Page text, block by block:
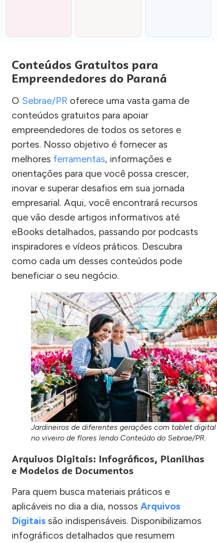
Conteúdos Gratuitos para
Empreendedores do Paraná
O Sebrae/PR oferece uma vasta gama de
conteúdos gratuitos para apoiar
empreendedores de todos os setores e
portes. Nosso objetivo é fornecer as
melhores ferramentas, informações e
orientações para que você possa crescer,
inovar e superar desafios em sua jornada
empresarial. Aqui, você encontrará recursos
que vão desde artigos informativos até
eBooks detalhados, passando por podcasts
inspiradores e vídeos práticos. Descubra
como cada um desses conteúdos pode
beneficiar o seu negócio.
Jardineiros de diferentes gerações com tablet digital
no viveiro de flores lendo Conteúdo do Sebrae/PR.
Arquivos Digitais: Infográficos, Planilhas
e Modelos de Documentos
Para quem busca materiais práticos e
aplicáveis no dia a dia, nossos Arquivos
Digitais são indispensáveis. Disponibilizamos
infográficos detalhados que resumem